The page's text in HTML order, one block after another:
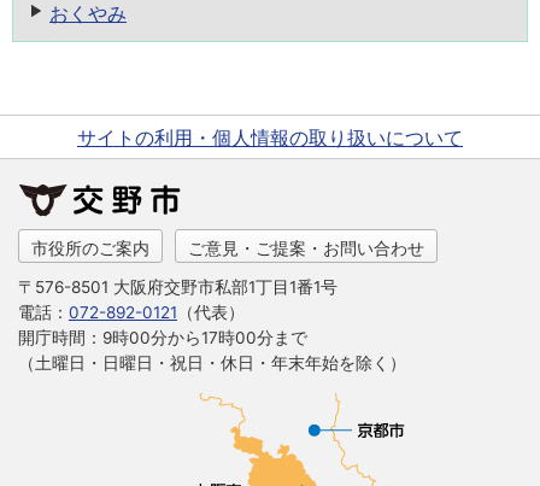
おくやみ
サイトの利用・個人情報の取り扱いについて
市役所のご案内 ご意見・ご提案・お問い合わせ
〒576-8501 大阪府交野市私部1丁目1番1号
電話： 072-892-0121 （代表）
開庁時間：9時00分から17時00分まで
（土曜日・日曜日・祝日・休日・年末年始を除く）